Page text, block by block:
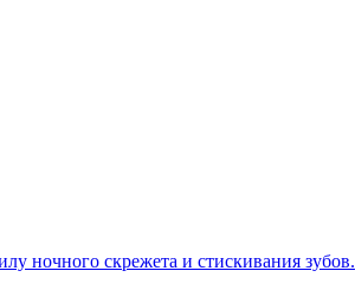
ночного скрежета и стискивания зубов.